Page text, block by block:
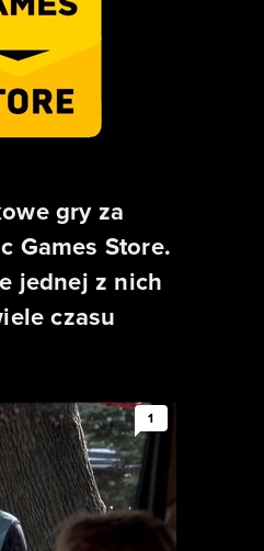
gry za
Games Store.
jednej z nich
czasu
1